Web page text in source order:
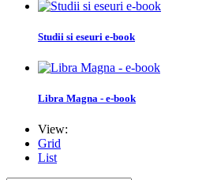
Studii si eseuri e-book
Libra Magna - e-book
View:
Grid
List